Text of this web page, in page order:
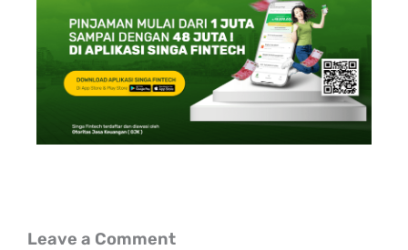
Leave a Comment